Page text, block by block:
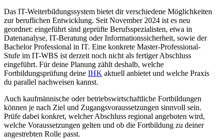
Das IT-Weiterbildungssystem bietet dir verschiedene Möglichkeiten
zur beruflichen Entwicklung. Seit November 2024 ist es neu
geordnet: eingeführt sind geprüfte Berufsspezialisten, etwa in
Datenanalyse, IT-Beratung oder Informationssicherheit, sowie der
Bachelor Professional in IT. Eine konkrete Master-Professional-
Stufe im IT-WBS ist derzeit noch nicht als fertiger Abschluss
eingeführt. Für deine Planung zählt deshalb, welche
Fortbildungsprüfung deine IHK aktuell anbietet und welche Praxis
du parallel nachweisen kannst.
Auch kaufmännische oder betriebswirtschaftliche Fortbildungen
können je nach Ziel und Zugangsvoraussetzungen sinnvoll sein.
Prüfe dabei konkret, welcher Abschluss regional angeboten wird,
welche Voraussetzungen gelten und ob die Fortbildung zu deiner
angestrebten Rolle passt.